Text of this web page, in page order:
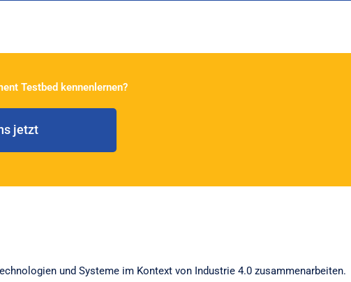
Testbed kennenlernen?
jetzt
und Systeme im Kontext von Industrie 4.0 zusammenarbeiten.